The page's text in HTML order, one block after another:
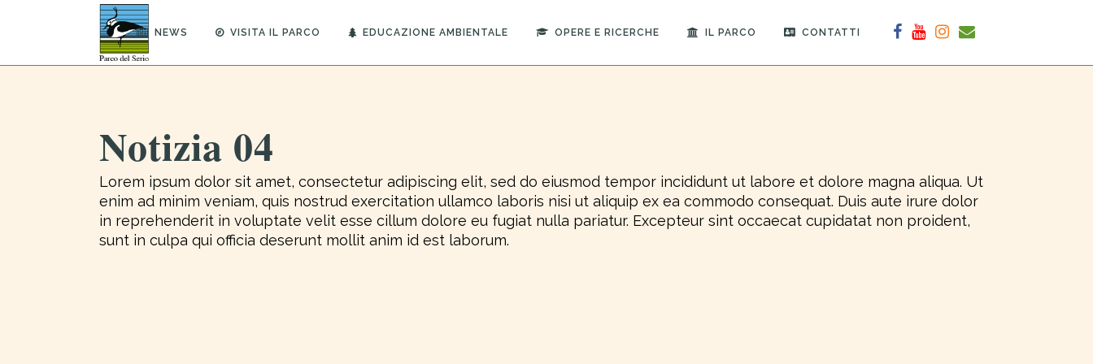
NEWS VISITA IL PARCO EDUCAZIONE AMBIENTALE OPERE E RICERCHE IL PARCO CONTATTI
Notizia 04
Lorem ipsum dolor sit amet, consectetur adipiscing elit, sed do eiusmod tempor incididunt ut labore et dolore magna aliqua. Ut
enim ad minim veniam, quis nostrud exercitation ullamco laboris nisi ut aliquip ex ea commodo consequat. Duis aute irure dolor
in reprehenderit in voluptate velit esse cillum dolore eu fugiat nulla pariatur. Excepteur sint occaecat cupidatat non proident,
sunt in culpa qui officia deserunt mollit anim id est laborum.